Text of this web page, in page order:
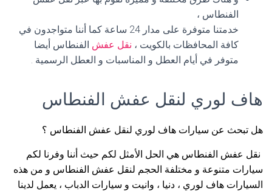
الفنطاس ،
خدمتنا متوفرة على مدار 24 ساعة كما أننا متواجدون في
كافة المحافظات بالكويت ، نقل عفش الفنطاس أيضا
متوفر في أيام العطل و المناسبات و العطل الرسمية .
هاف لوري لنقل عفش الفنطاس
هل تبحث عن سيارات هاف لوري لنقل عفش الفنطاس ؟
نقل عفش الفنطاس هي الحل الأمثل لكم حيث أننا وفرنا لكم
سيارات متنوعة و مختلفة الحجم لنقل عفش الفنطاس و من هذه
السيارات هاف لوري ، دنيا ، وانيت و سيارات الدباب ، يعمل لدينا